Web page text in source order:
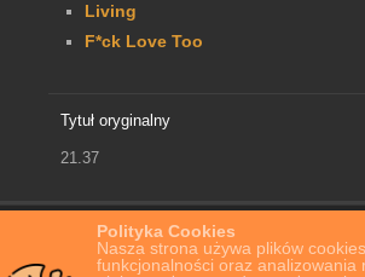
Polityka Cookies
Nasza strona używa plików
funkcjonalności oraz analizowania
Living
F*ck Love Too
Tytuł oryginalny
21.37
Film Online 21.37